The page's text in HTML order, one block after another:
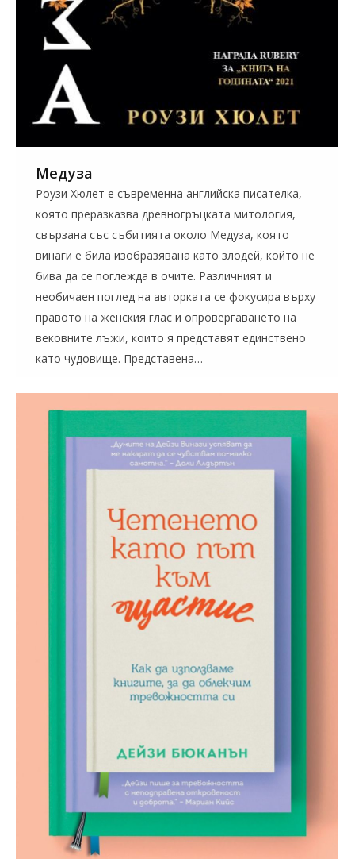
Медуза
Роузи Хюлет е съвременна английска писателка,
която преразказва древногръцката митология,
свързана със събитията около Медуза, която
винаги е била изобразявана като злодей, който не
бива да се поглежда в очите. Различният и
необичаен поглед на авторката се фокусира върху
правото на женския глас и опровергаването на
вековните лъжи, които я представят единствено
като чудовище. Представена…